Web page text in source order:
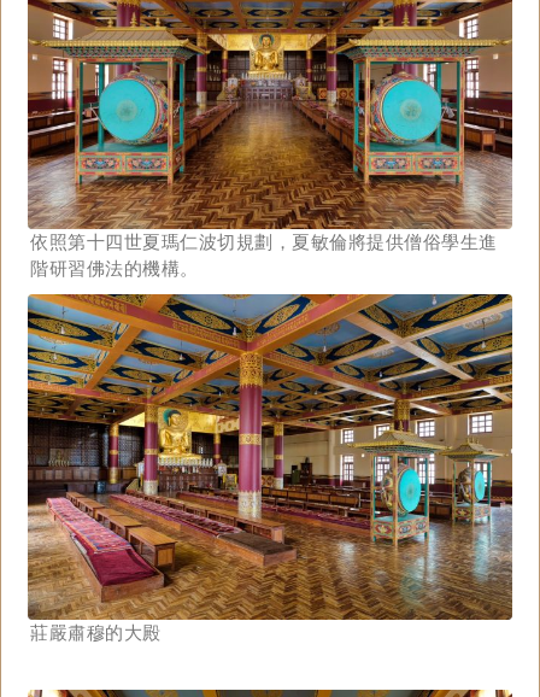
依照第十四世夏瑪仁波切規劃，夏敏倫將提供僧俗學生進
階研習佛法的機構。
莊嚴肅穆的大殿